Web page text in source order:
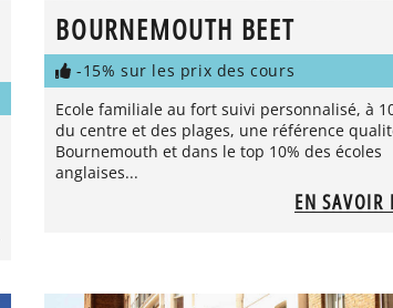
BOURNEMOUTH BEET
-15% sur les prix des cours
Ecole familiale au fort suivi personnalisé, à
du centre et des plages, une référence
Bournemouth et dans le top 10% des écoles
anglaises...
EN SAVOIR